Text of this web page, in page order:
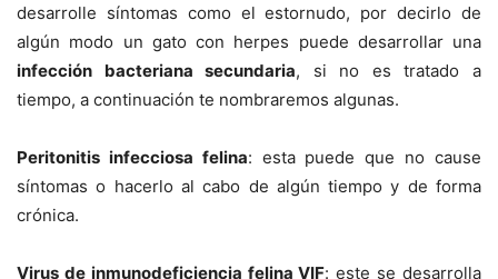
desarrolle síntomas como el estornudo, por decirlo de
algún modo un gato con herpes puede desarrollar una
infección bacteriana secundaria, si no es tratado a
tiempo, a continuación te nombraremos algunas.
Peritonitis infecciosa felina: esta puede que no cause
síntomas o hacerlo al cabo de algún tiempo y de forma
crónica.
Virus de inmunodeficiencia felina VIF: este se desarrolla